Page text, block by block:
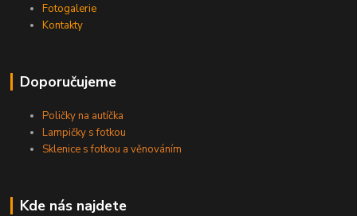
Fotogalerie
Kontakty
Doporučujeme
Poličky na autíčka
Lampičky s fotkou
Sklenice s fotkou a věnováním
Kde nás najdete